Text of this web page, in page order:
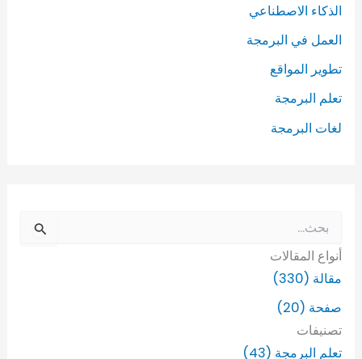
الذكاء الاصطناعي
العمل في البرمجة
تطوير المواقع
تعلم البرمجة
لغات البرمجة
ب
ح
ع
:
أنواع المقالات
مقالة (330)
صفحة (20)
تصنيفات
تعلم البرمجة (43)